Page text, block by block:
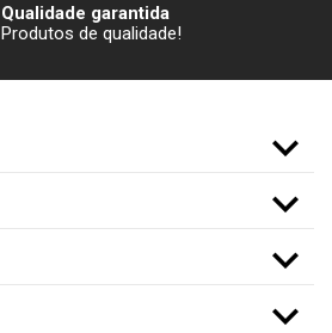
Qualidade garantida
Produtos de qualidade!